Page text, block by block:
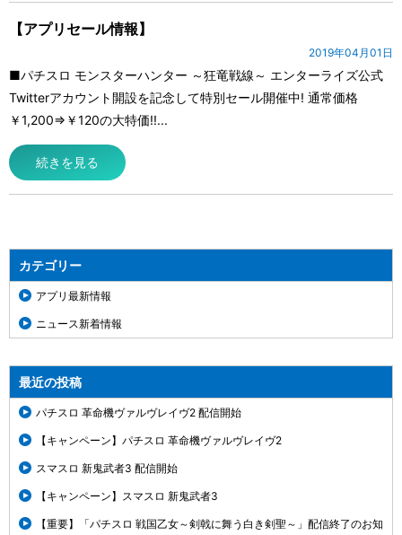
カテゴリー
アプリ最新情報
ニュース新着情報
最近の投稿
パチスロ 革命機ヴァルヴレイヴ2 配信開始
【キャンペーン】パチスロ 革命機ヴァルヴレイヴ2
スマスロ 新鬼武者3 配信開始
【キャンペーン】スマスロ 新鬼武者3
【重要】「パチスロ 戦国乙女～剣戟に舞う白き剣聖～」配信終了のお知
【アプリセール情報】
2019年04月01日
■パチスロ モンスターハンター ～狂竜戦線～ エンターライズ公式
Twitterアカウント開設を記念して特別セール開催中! 通常価格
￥1,200⇒￥120の大特価!!...
続きを見る